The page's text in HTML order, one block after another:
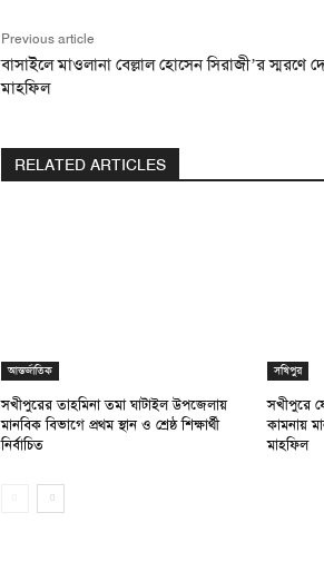
Previous article
বাসাইলে মাওলানা বেল্লাল হোসেন সিরাজী’র স্মরণে
মাহফিল
RELATED ARTICLES
আন্তর্জাতিক
সখীপুরের তাহমিনা তমা ঘাটাইল উপজেলায়
মানবিক বিভাগে প্রথম স্থান ও শ্রেষ্ঠ শিক্ষার্থী
নির্বাচিত
সখিপুর
সখীপুরে
কামনায়
মাহফিল